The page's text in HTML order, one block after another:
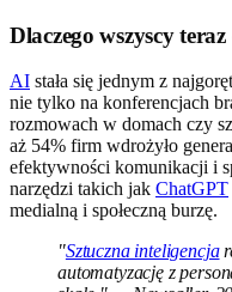
Dlaczego wszyscy
AI stała się jednym z
nie tylko na konferencjach
rozmowach w domach czy
aż 54% firm wdrożyło
efektywności komunikacji i
narzędzi takich jak ChatGPT
medialną i społeczną burzę.
"Sztuczna inteligencja
automatyzację z